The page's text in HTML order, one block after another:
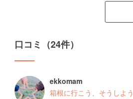
口コミ（24件）
ekkomam
箱根に行こう、そうしよう